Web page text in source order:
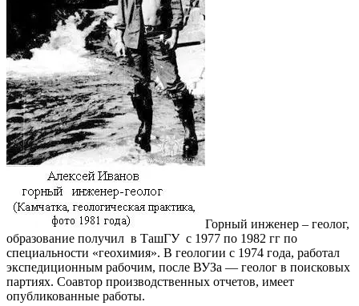
Горный инженер – геолог,
образование получил в ТашГУ с 1977 по 1982 гг по
специальности «геохимия». В геологии с 1974 года, работал
экспедиционным рабочим, после ВУЗа — геолог в поисковых
партиях. Соавтор производственных отчетов, имеет
опубликованные работы.